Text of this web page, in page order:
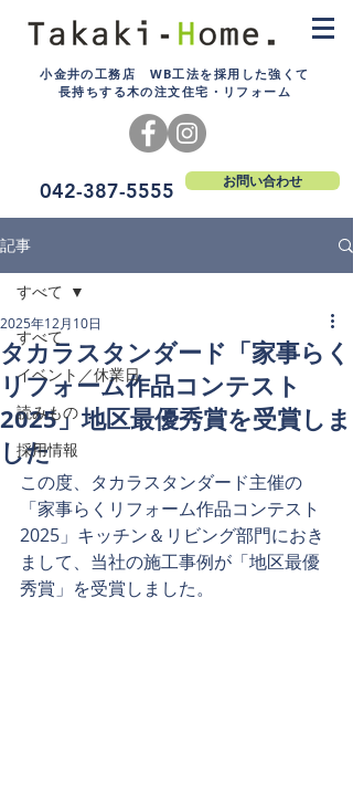
小金井の工務店 WB工法を採用した強くて
長持ちする木の注文住宅・リフォーム
042-387-5555 お問い合わせ
記事
すべて
イベント／休業日
読みもの
採用情報
すべて
タカラスタンダード「家事らく
リフォーム作品コンテスト
2025」地区最優秀賞を受賞しま
した
2025年12月10日
この度、タカラスタンダード主催の
「家事らくリフォーム作品コンテスト
2025」キッチン＆リビング部門におき
まして、当社の施工事例が 「地区最優
秀賞」 を受賞しました。